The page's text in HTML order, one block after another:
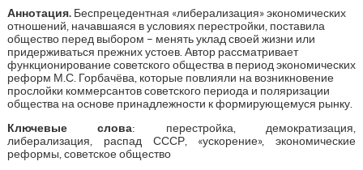
Аннотация. Беспрецедентная «либерализация» экономических
отношений, начавшаяся в условиях перестройки, поставила
общество перед выбором – менять уклад своей жизни или
придерживаться прежних устоев. Автор рассматривает
функционирование советского общества в период экономических
реформ М.С. Горбачёва, которые повлияли на возникновение
прослойки коммерсантов советского периода и поляризации
общества на основе принадлежности к формирующемуся рынку.
Ключевые слова: перестройка, демократизация,
либерализация, распад СССР, «ускорение», экономические
реформы, советское общество